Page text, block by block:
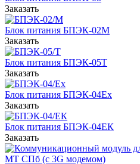
Заказать
Блок питания БПЭК-02М
Заказать
Блок питания БПЭК-05Т
Заказать
Блок питания БПЭК-04Ех
Заказать
Блок питания БПЭК-04ЕК
Заказать